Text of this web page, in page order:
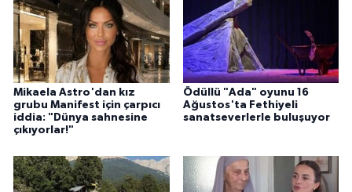
Mikaela Astro'dan kız
grubu Manifest için çarpıcı
iddia: "Dünya sahnesine
çıkıyorlar!"
Ödüllü "Ada" oyunu 16
Ağustos'ta Fethiyeli
sanatseverlerle buluşuyor